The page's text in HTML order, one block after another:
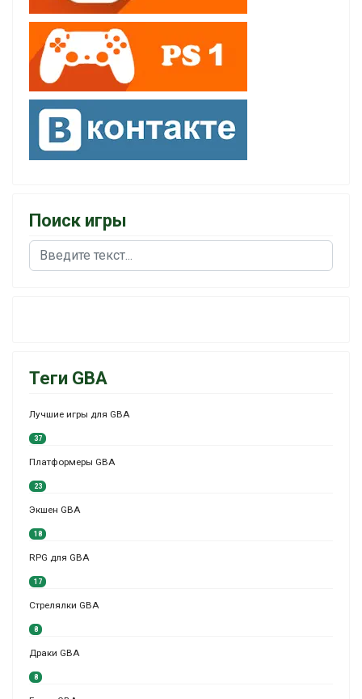
Поиск игры
Поиск
Теги GBA
Лучшие игры для GBA
37
Платформеры GBA
23
Экшен GBA
18
RPG для GBA
17
Стрелялки GBA
8
Драки GBA
8